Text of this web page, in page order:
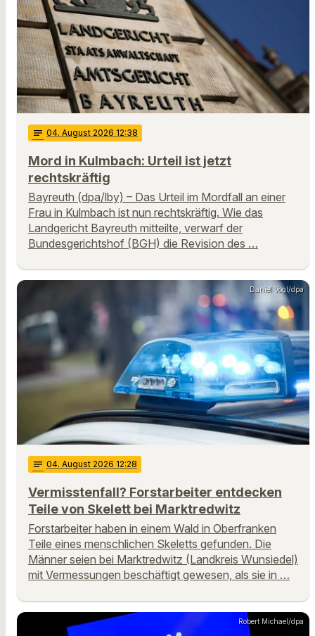
notes 04. August 2026 12:38
Mord in Kulmbach: Urteil ist jetzt
rechtskräftig
Bayreuth (dpa/lby) – Das Urteil im Mordfall an einer
Frau in Kulmbach ist nun rechtskräftig. Wie das
Landgericht Bayreuth mitteilte, verwarf der
Bundesgerichtshof (BGH) die Revision des …
Daniel Vogl/dpa
notes 04. August 2026 12:28
Vermisstenfall? Forstarbeiter entdecken
Teile von Skelett bei Marktredwitz
Forstarbeiter haben in einem Wald in Oberfranken
Teile eines menschlichen Skeletts gefunden. Die
Männer seien bei Marktredwitz (Landkreis Wunsiedel)
mit Vermessungen beschäftigt gewesen, als sie in …
Robert Michael/dpa